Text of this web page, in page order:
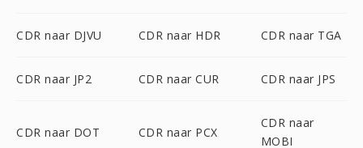
CDR naar DJVU CDR naar HDR CDR naar TGA
CDR naar JP2 CDR naar CUR CDR naar JPS
CDR naar DOT CDR naar PCX
CDR naar
MOBI